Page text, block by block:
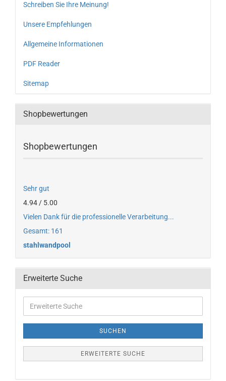
Schreiben Sie Ihre Meinung!
Unsere Empfehlungen
Allgemeine Informationen
PDF Reader
Sitemap
Shopbewertungen
Shopbewertungen
Sehr gut
4.94 / 5.00
Vielen Dank für die professionelle Verarbeitung...
Gesamt: 161
stahlwandpool
Erweiterte Suche
SUCHEN
ERWEITERTE SUCHE